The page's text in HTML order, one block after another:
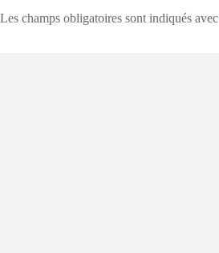
Les champs obligatoires sont indiqués avec